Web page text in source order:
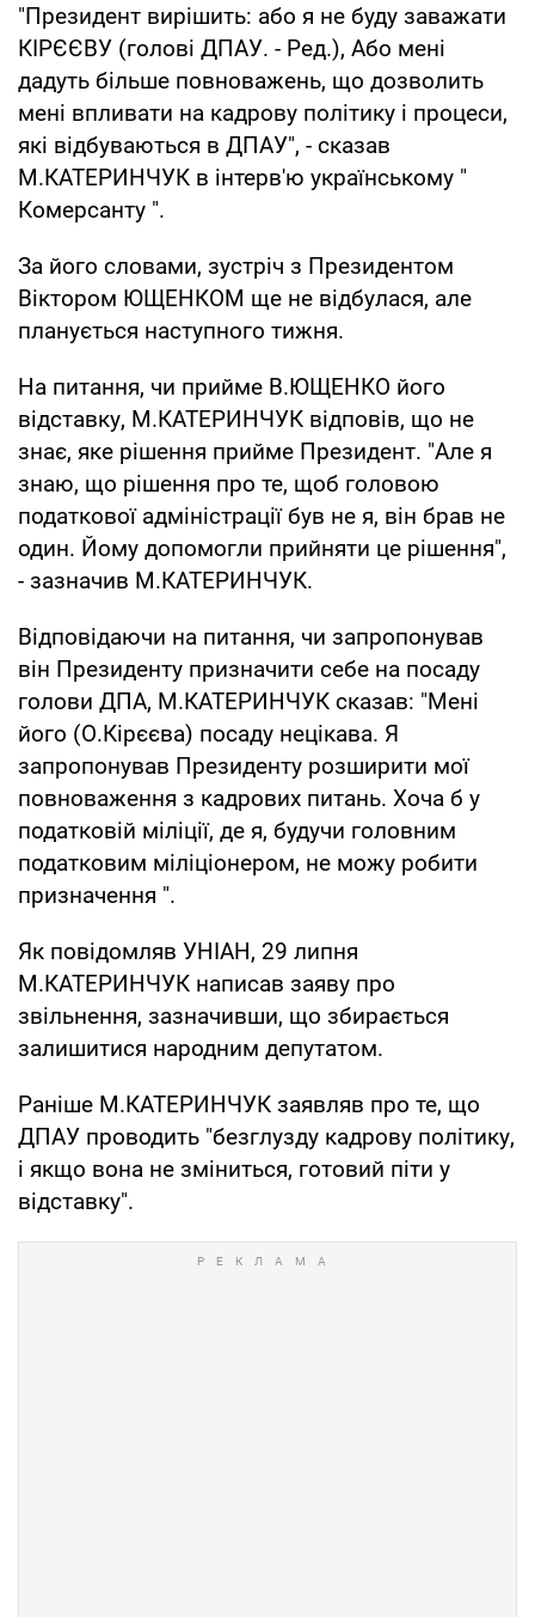
"Президент вирішить: або я не буду заважати
КІРЄЄВУ (голові ДПАУ. - Ред.), Або мені
дадуть більше повноважень, що дозволить
мені впливати на кадрову політику і процеси,
які відбуваються в ДПАУ", - сказав
М.КАТЕРИНЧУК в інтерв'ю українському "
Комерсанту ".
За його словами, зустріч з Президентом
Віктором ЮЩЕНКОМ ще не відбулася, але
планується наступного тижня.
На питання, чи прийме В.ЮЩЕНКО його
відставку, М.КАТЕРИНЧУК відповів, що не
знає, яке рішення прийме Президент. "Але я
знаю, що рішення про те, щоб головою
податкової адміністрації був не я, він брав не
один. Йому допомогли прийняти це рішення",
- зазначив М.КАТЕРИНЧУК.
Відповідаючи на питання, чи запропонував
він Президенту призначити себе на посаду
голови ДПА, М.КАТЕРИНЧУК сказав: "Мені
його (О.Кірєєва) посаду нецікава. Я
запропонував Президенту розширити мої
повноваження з кадрових питань. Хоча б у
податковій міліції, де я, будучи головним
податковим міліціонером, не можу робити
призначення ".
Як повідомляв УНІАН, 29 липня
М.КАТЕРИНЧУК написав заяву про
звільнення, зазначивши, що збирається
залишитися народним депутатом.
Раніше М.КАТЕРИНЧУК заявляв про те, що
ДПАУ проводить "безглузду кадрову політику,
і якщо вона не зміниться, готовий піти у
відставку".